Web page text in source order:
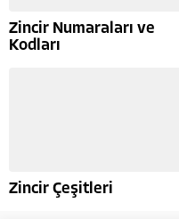
Zincir Numaraları ve
Kodları
Zincir Çeşitleri